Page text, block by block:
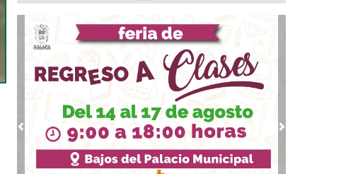
Boca del Río
Ago 08, 2026 / 16:53
Localizan una cartulina con mensajes
amenazantes en Papantla!!!
Ago 08, 2026 / 16:45
La ciudad de Veracruz se suma a la Jornada
Nacional de Reforestación 2026
Ago 08, 2026 / 16:34
¿Con o sin espuma?
Ago 08, 2026 / 16:33
Previous Next